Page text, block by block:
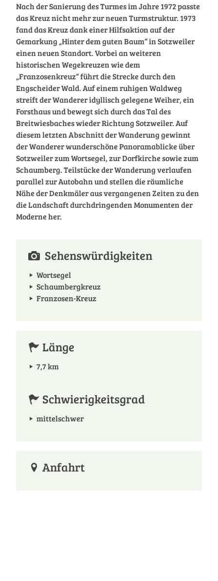
Nach der Sanierung des Turmes im Jahre 1972 passte
das Kreuz nicht mehr zur neuen Turmstruktur. 1973
fand das Kreuz dank einer Hilfsaktion auf der
Gemarkung „Hinter dem guten Baum“ in Sotzweiler
einen neuen Standort. Vorbei an weiteren
historischen Wegekreuzen wie dem
„Franzosenkreuz“ führt die Strecke durch den
Engscheider Wald. Auf einem ruhigen Waldweg
streift der Wanderer idyllisch gelegene Weiher, ein
Forsthaus und bewegt sich durch das Tal des
Breitwiesbaches wieder Richtung Sotzweiler. Auf
diesem letzten Abschnitt der Wanderung gewinnt
der Wanderer wunderschöne Panoramablicke über
Sotzweiler zum Wortsegel, zur Dorfkirche sowie zum
Schaumberg. Teilstücke der Wanderung verlaufen
parallel zur Autobahn und stellen die räumliche
Nähe der Denkmäler aus vergangenen Zeiten zu den
die Landschaft durchdringenden Monumenten der
Moderne her.
Sehenswürdigkeiten
Wortsegel
Schaumbergkreuz
Franzosen-Kreuz
Länge
7,7 km
Schwierigkeitsgrad
mittelschwer
Anfahrt